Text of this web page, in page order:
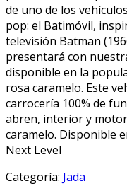
quantity
de uno de los
pop: el Batimóvil,
televisión Batman
presentará con
disponible en la
rosa caramelo. Este
carrocería 100% de
abren, interior y
caramelo. Disponible
Next Level
Categoría: Jada